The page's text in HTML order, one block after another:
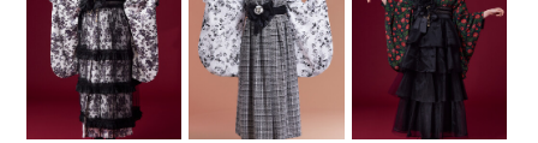
一切の妥協をせずに『キラキラかわいい一番』を追求しま
す。